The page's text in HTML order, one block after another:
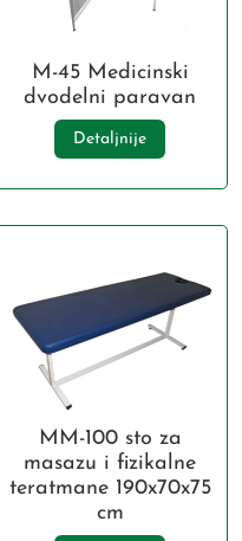
M-45 Medicinski
dvodelni paravan
Detaljnije
MM-100 sto za
masazu i fizikalne
teratmane 190x70x75
cm